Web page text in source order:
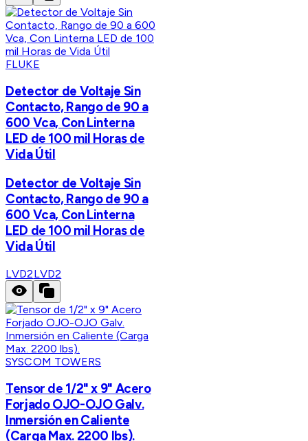
FLUKE
Detector de Voltaje Sin
Contacto, Rango de 90 a
600 Vca, Con Linterna
LED de 100 mil Horas de
Vida Útil
Detector de Voltaje Sin
Contacto, Rango de 90 a
600 Vca, Con Linterna
LED de 100 mil Horas de
Vida Útil
LVD2LVD2
SYSCOM TOWERS
Tensor de 1/2" x 9" Acero
Forjado OJO-OJO Galv.
Inmersión en Caliente
(Carga Max. 2200 lbs).